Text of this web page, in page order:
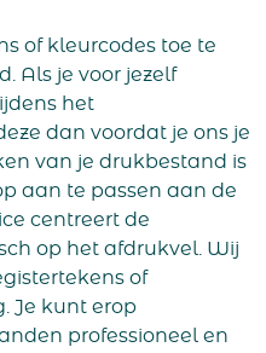
of kleurcodes toe te
Als je voor jezelf
het
dan voordat je ons je
van je drukbestand is
aan te passen aan de
centreert de
op het afdrukvel. Wij
of
Je kunt erop
professioneel en